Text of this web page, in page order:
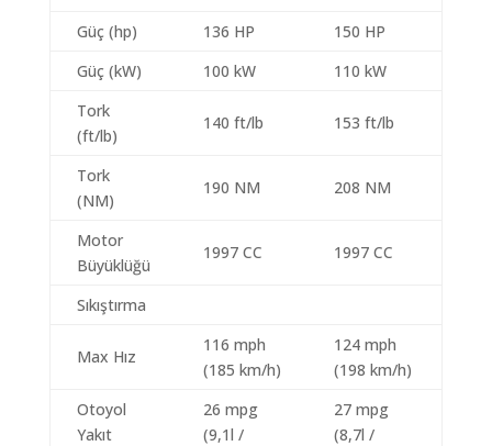
Güç (hp) 136 HP
150 HP
Güç (kW)
100 kW
110 kW
Tork
(ft/lb)
140 ft/lb 153 ft/lb
Tork
(NM)
190 NM 208 NM
Motor
Büyüklüğü
1997 CC 1997 CC
Sıkıştırma
Max Hız
116 mph
(185 km/h)
124 mph
(198 km/h)
Otoyol
Yakıt
26 mpg
(9,1l /
27 mpg
(8,7l /